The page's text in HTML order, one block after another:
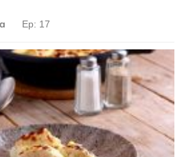
Ep: 17